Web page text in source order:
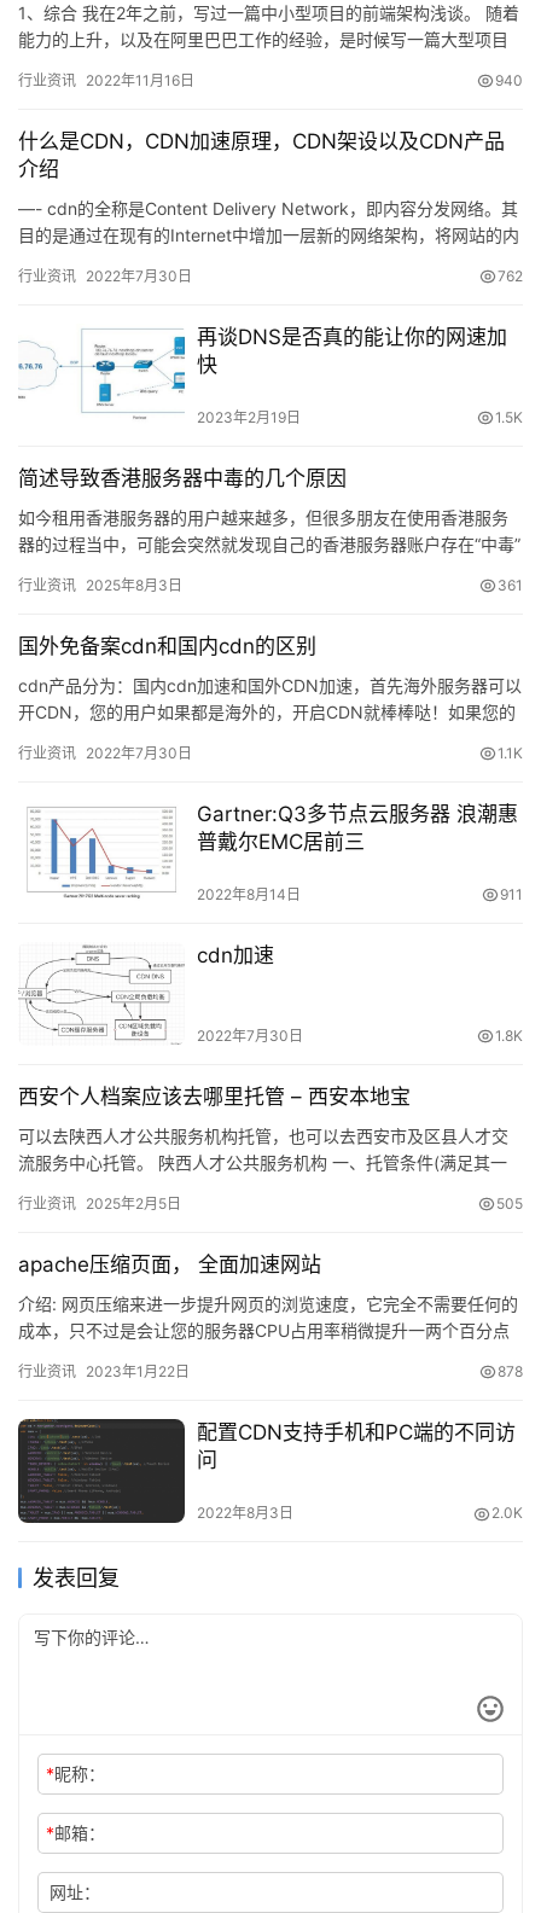
1、综合 我在2年之前，写过一篇中小型项目的前端架构浅谈。 随着
能力的上升，以及在阿里巴巴工作的经验，是时候写一篇大型项目
行业资讯 2022年11月16日 940
什么是CDN，CDN加速原理，CDN架设以及CDN产品
介绍
—- cdn的全称是Content Delivery Network，即内容分发网络。其
目的是通过在现有的Internet中增加一层新的网络架构，将网站的内
行业资讯 2022年7月30日 762
再谈DNS是否真的能让你的网速加
快
2023年2月19日 1.5K
简述导致香港服务器中毒的几个原因
如今租用香港服务器的用户越来越多，但很多朋友在使用香港服务
器的过程当中，可能会突然就发现自己的香港服务器账户存在“中毒”
行业资讯 2025年8月3日 361
国外免备案cdn和国内cdn的区别
cdn产品分为：国内cdn加速和国外CDN加速，首先海外服务器可以
开CDN，您的用户如果都是海外的，开启CDN就棒棒哒！如果您的
行业资讯 2022年7月30日 1.1K
Gartner:Q3多节点云服务器 浪潮惠
普戴尔EMC居前三
2022年8月14日 911
cdn加速
2022年7月30日 1.8K
西安个人档案应该去哪里托管 – 西安本地宝
可以去陕西人才公共服务机构托管，也可以去西安市及区县人才交
流服务中心托管。 陕西人才公共服务机构 一、托管条件(满足其一
行业资讯 2025年2月5日 505
apache压缩页面， 全面加速网站
介绍: 网页压缩来进一步提升网页的浏览速度，它完全不需要任何的
成本，只不过是会让您的服务器CPU占用率稍微提升一两个百分点
行业资讯 2023年1月22日 878
配置CDN支持手机和PC端的不同访
问
2022年8月3日 2.0K
发表回复
*昵称：
*邮箱：
网址：